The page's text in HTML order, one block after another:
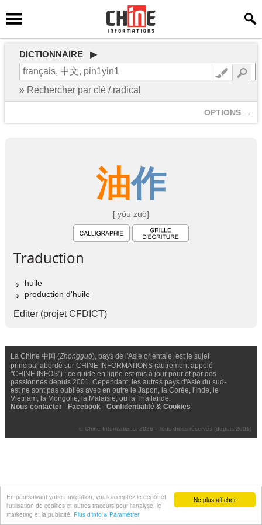
Ne plus afficher
En poursuivant votre navigation, vous acceptez le dépôt et
l'utilisation de cookies et autres traceurs pour l'analyse, le
marketing et la publicité. Plus d'info & Paramétrer
DICTIONNAIRE ▶
» Rechercher par clé / radical
OPTIONS →
油作
[ yóu zuò]
Traduction
huile
production d'huile
Editer (projet CFDICT)
La Chine 中国 (Zhongguó), pays de l'Asie orientale, est le sujet
principal abordé sur CHINE INFORMATIONS (autrement appelé
"CHINE INFOS") ; ce guide en ligne est mis à jour pour et par des
passionnés depuis 2001. Cependant, les autres pays d'Asie du sud-
est ne sont pas oubliés avec en outre le Japon, la Corée, l'Inde, le
Vietnam, la Mongolie, la Malaisie, ou la Thailande.
Nous contacter - Facebook - Confidentialité & Cookies
© Chine Informations, 2026 - Tous droits réservés (depuis 2001)